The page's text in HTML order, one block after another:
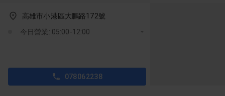
高雄市小港區大鵬路172號
今日營業: 05:00-12:00
078062238